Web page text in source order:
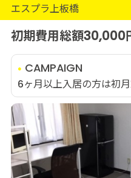
エスプラ上板橋
初期費用総額30,000
CAMPAIGN
6ヶ月以上入居の方は初